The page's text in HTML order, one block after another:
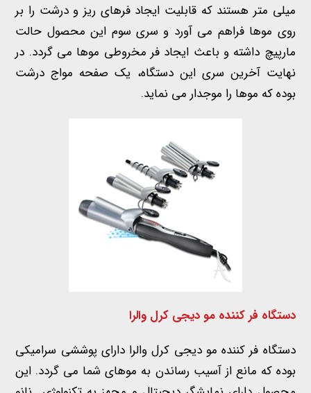
میلی متر هستند که قابلیت ایجاد فرهای ریز و درشت را بر
روی موها فراهم می آورد و سری سوم این محصول حالت
مارپیچ داشته و باعث ایجاد فر مخروطی موها می گردد. در
نهایت آخرین سری این دستگاه، یک صفحه مواج درشت
بوده که موها را موجدار می نماید.
دستگاه فر کننده مو دیجی کرل والرا
دستگاه فر کننده مو دیجی کرل والرا دارای پوششی سرامیکی
بوده که مانع از آسیب رساندن به موهای شما می گردد. این